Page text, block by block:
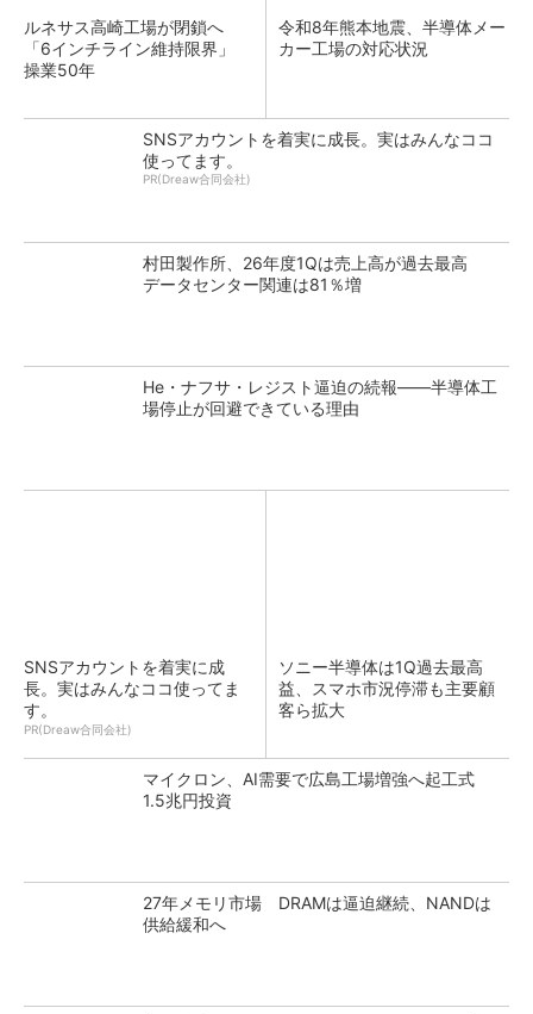
ルネサス高崎工場が閉鎖へ
「6インチライン維持限界」
操業50年
令和8年熊本地震、半導体メー
カー工場の対応状況
SNSアカウントを着実に成長。実はみんなココ
使ってます。
PR(Dreaw合同会社)
村田製作所、26年度1Qは売上高が過去最高
データセンター関連は81％増
He・ナフサ・レジスト逼迫の続報――半導体工
場停止が回避できている理由
SNSアカウントを着実に成
長。実はみんなココ使ってま
す。
PR(Dreaw合同会社)
ソニー半導体は1Q過去最高
益、スマホ市況停滞も主要顧
客ら拡大
マイクロン、AI需要で広島工場増強へ起工式
1.5兆円投資
27年メモリ市場 DRAMは逼迫継続、NANDは
供給緩和へ